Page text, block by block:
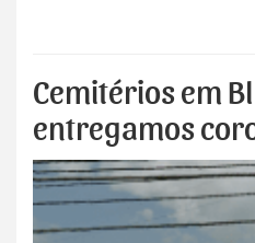
Cemitérios em
entregamos